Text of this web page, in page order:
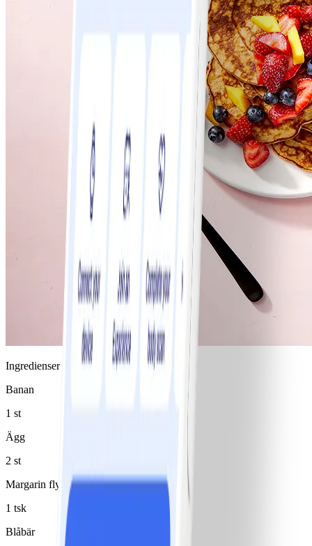
Ingredienser
Banan
1 st
Ägg
2 st
Margarin flytande 80%
1 tsk
Blåbär